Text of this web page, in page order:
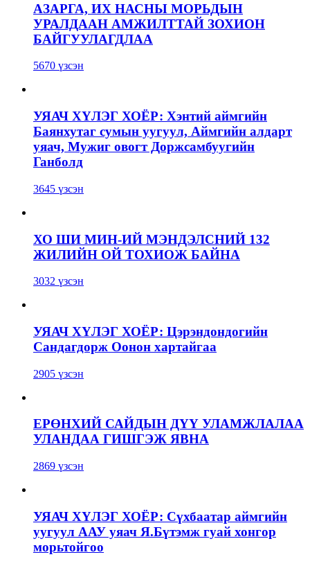
АЗАРГА, ИХ НАСНЫ МОРЬДЫН
УРАЛДААН АМЖИЛТТАЙ ЗОХИОН
БАЙГУУЛАГДЛАА
5670 үзсэн
УЯАЧ ХҮЛЭГ ХОЁР: Хэнтий аймгийн
Баянхутаг сумын уугуул, Аймгийн алдарт
уяач, Мужиг овогт Доржсамбуугийн
Ганболд
3645 үзсэн
ХО ШИ МИН-ИЙ МЭНДЭЛСНИЙ 132
ЖИЛИЙН ОЙ ТОХИОЖ БАЙНА
3032 үзсэн
УЯАЧ ХҮЛЭГ ХОЁР: Цэрэндондогийн
Сандагдорж Оонон хартайгаа
2905 үзсэн
ЕРӨНХИЙ САЙДЫН ДҮҮ УЛАМЖЛАЛАА
УЛАНДАА ГИШГЭЖ ЯВНА
2869 үзсэн
УЯАЧ ХҮЛЭГ ХОЁР: Сүхбаатар аймгийн
уугуул ААУ уяач Я.Бүтэмж гуай хонгор
морьтойгоо